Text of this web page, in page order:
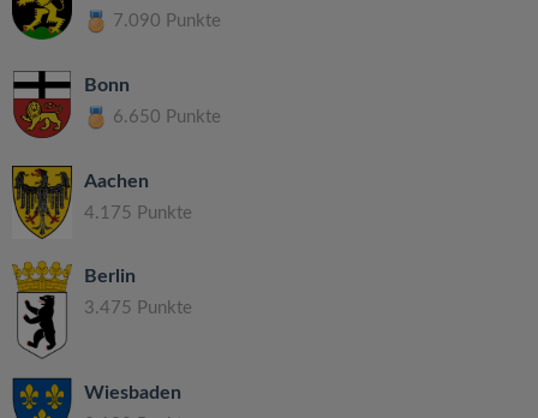
7.090 Punkte
Bonn
6.650 Punkte
Aachen
4.175 Punkte
Berlin
3.475 Punkte
Wiesbaden